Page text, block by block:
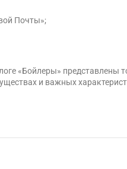
Почты»;
«Бойлеры»
и важных